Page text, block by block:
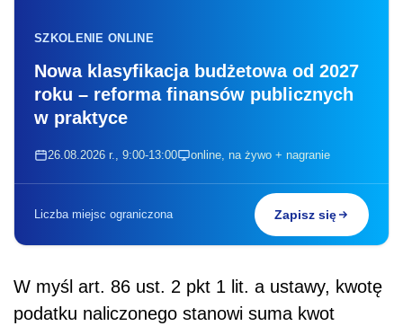
SZKOLENIE ONLINE
Nowa klasyfikacja budżetowa od 2027
roku – reforma finansów publicznych
w praktyce
26.08.2026 r., 9:00-13:00 online, na żywo + nagranie
Liczba miejsc ograniczona Zapisz się
W myśl art. 86 ust. 2 pkt 1 lit. a ustawy, kwotę
podatku naliczonego stanowi suma kwot